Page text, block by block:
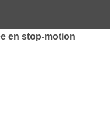
en stop-motion